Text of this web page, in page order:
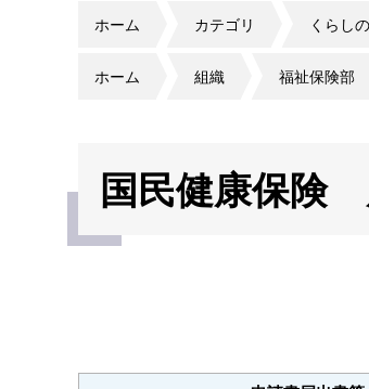
ホーム カテゴリ くらし
ホーム 組織 福祉保険部
国民健康保険